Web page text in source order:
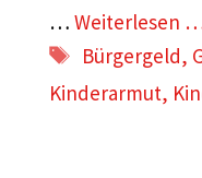
… Weiterlesen
Schlagwörter
Bürgergeld,
Kinderarmut,